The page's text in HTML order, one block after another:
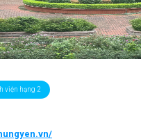
viện hạng 2